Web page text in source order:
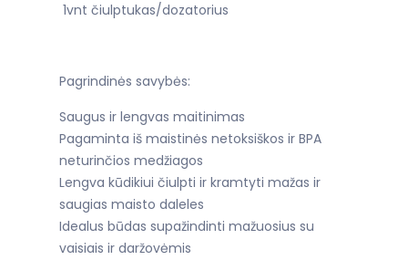
1vnt čiulptukas/dozatorius
Pagrindinės savybės:
Saugus ir lengvas maitinimas
Pagaminta iš maistinės netoksiškos ir BPA
neturinčios medžiagos
Lengva kūdikiui čiulpti ir kramtyti mažas ir
saugias maisto daleles
Idealus būdas supažindinti mažuosius su
vaisiais ir daržovėmis